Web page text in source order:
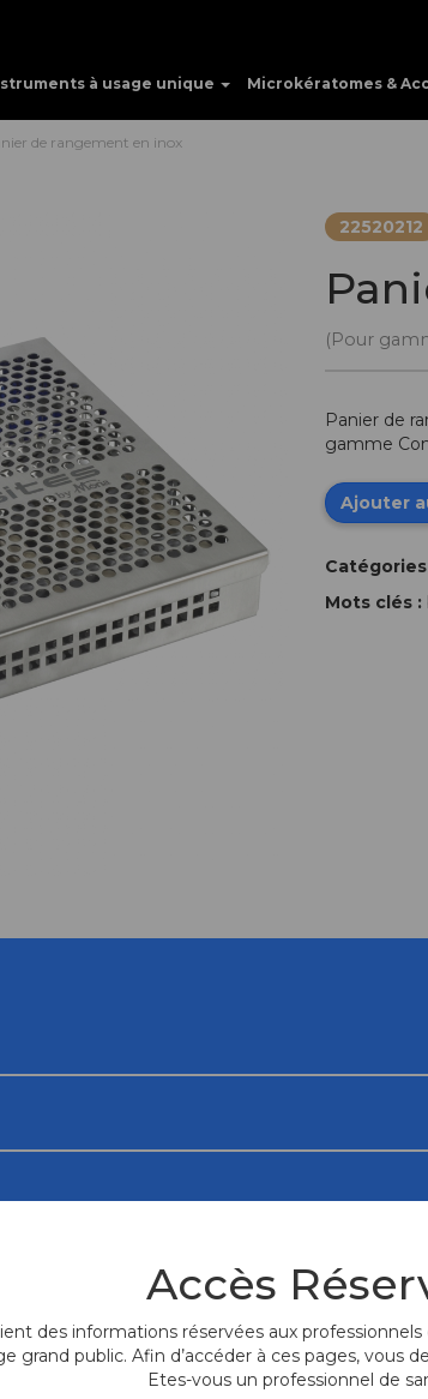
à usage unique Microkératomes &
de rangement en inox
22520212
(Pour
Panier de
gamme
Ajouter
Catégories
Mots clés :
Accès
des informations réservées aux
grand public. Afin d’accéder à ces pages,
Etes-vous un professionnel de